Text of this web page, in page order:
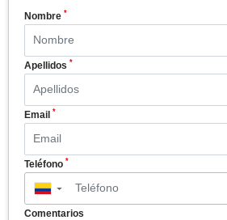
Nombre *
Apellidos *
Email *
Teléfono *
▼
Comentarios